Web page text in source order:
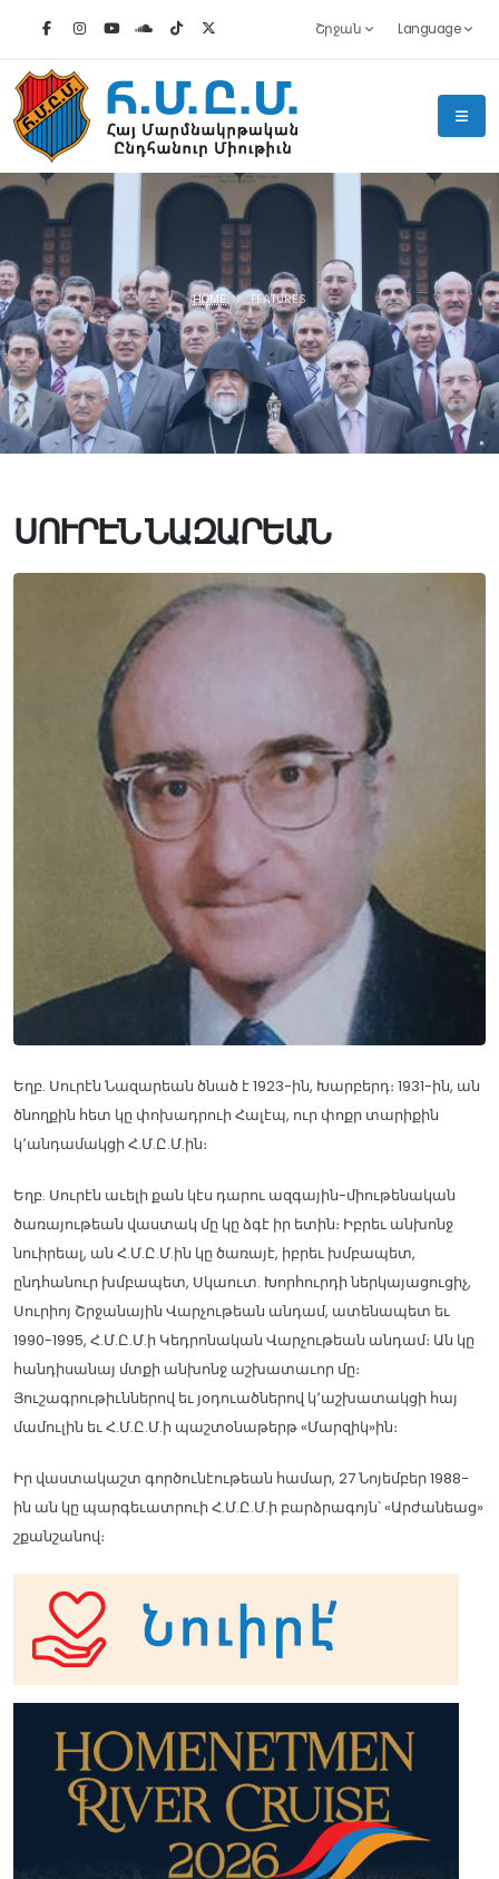
Շրջան Language
HOME FEATURES
ՍՈՒՐԷՆ ՆԱԶԱՐԵԱՆ
Եղբ. Սուրէն Նազարեան ծնած է 1923-ին, Խարբերդ։ 1931-ին, ան
ծնողքին հետ կը փոխադրուի Հալէպ, ուր փոքր տարիքին
կ՚անդամակցի Հ.Մ.Ը.Մ.ին։
Եղբ. Սուրէն աւելի քան կէս դարու ազգային-միութենական
ծառայութեան վաստակ մը կը ձգէ իր ետին։ Իբրեւ անխոնջ
նուիրեալ, ան Հ.Մ.Ը.Մ.ին կը ծառայէ, իբրեւ խմբապետ,
ընդհանուր խմբապետ, Սկաուտ. Խորհուրդի ներկայացուցիչ,
Սուրիոյ Շրջանային Վարչութեան անդամ, ատենապետ եւ
1990-1995, Հ.Մ.Ը.Մ.ի Կեդրոնական Վարչութեան անդամ։ Ան կը
հանդիսանայ մտքի անխոնջ աշխատաւոր մը։
Յուշագրութիւններով եւ յօդուածներով կ՚աշխատակցի հայ
մամուլին եւ Հ.Մ.Ը.Մ.ի պաշտօնաթերթ «Մարզիկ»ին։
Իր վաստակաշտ գործունէութեան համար, 27 Նոյեմբեր 1988-
ին ան կը պարգեւատրուի Հ.Մ.Ը.Մ.ի բարձրագոյն՝ «Արժանեաց»
շքանշանով։